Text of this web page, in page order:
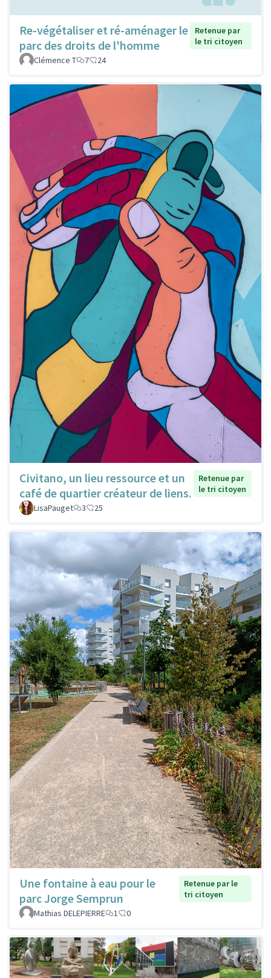
Re-végétaliser et ré-aménager le
parc des droits de l'homme
Retenue par
le tri citoyen
Clémence T
7 24
Civitano, un lieu ressource et un
café de quartier créateur de liens.
Retenue par
le tri citoyen
LisaPauget
3 25
Une fontaine à eau pour le
parc Jorge Semprun
Retenue par le
tri citoyen
Mathias DELEPIERRE
1 0